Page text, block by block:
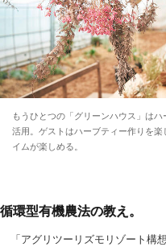
もうひとつの「グリーンハウス」は
活用。ゲストはハーブティー作りを楽
イムが楽しめる。
循環型有機農法の教え。
「アグリツーリズモリゾート構